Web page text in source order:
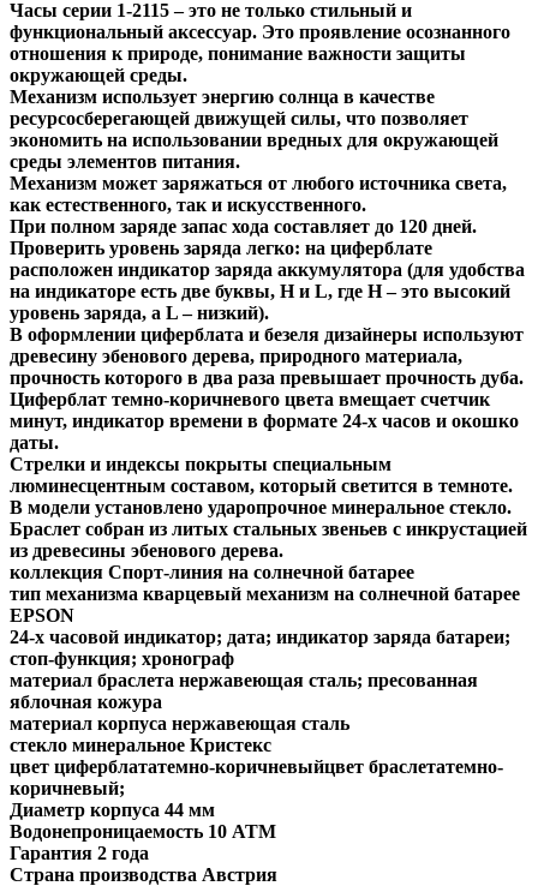
Часы серии 1-2115 – это не только стильный и
функциональный аксессуар. Это проявление осознанного
отношения к природе, понимание важности защиты
окружающей среды.
Механизм использует энергию солнца в качестве
ресурсосберегающей движущей силы, что позволяет
экономить на использовании вредных для окружающей
среды элементов питания.
Механизм может заряжаться от любого источника света,
как естественного, так и искусственного.
При полном заряде запас хода составляет до 120 дней.
Проверить уровень заряда легко: на циферблате
расположен индикатор заряда аккумулятора (для удобства
на индикаторе есть две буквы, H и L, где H – это высокий
уровень заряда, а L – низкий).
В оформлении циферблата и безеля дизайнеры используют
древесину эбенового дерева, природного материала,
прочность которого в два раза превышает прочность дуба.
Циферблат темно-коричневого цвета вмещает счетчик
минут, индикатор времени в формате 24-х часов и окошко
даты.
Стрелки и индексы покрыты специальным
люминесцентным составом, который светится в темноте.
В модели установлено ударопрочное минеральное стекло.
Браслет собран из литых стальных звеньев с инкрустацией
из древесины эбенового дерева.
коллекция Спорт-линия на солнечной батарее
тип механизма кварцевый механизм на солнечной батарее
EPSON
24-х часовой индикатор; дата; индикатор заряда батареи;
стоп-функция; хронограф
материал браслета нержавеющая сталь; пресованная
яблочная кожура
материал корпуса нержавеющая сталь
стекло минеральное Кристекс
цвет циферблататемно-коричневыйцвет браслетатемно-
коричневый;
Диаметр корпуса 44 мм
Водонепроницаемость 10 ATM
Гарантия 2 года
Страна производства Австрия